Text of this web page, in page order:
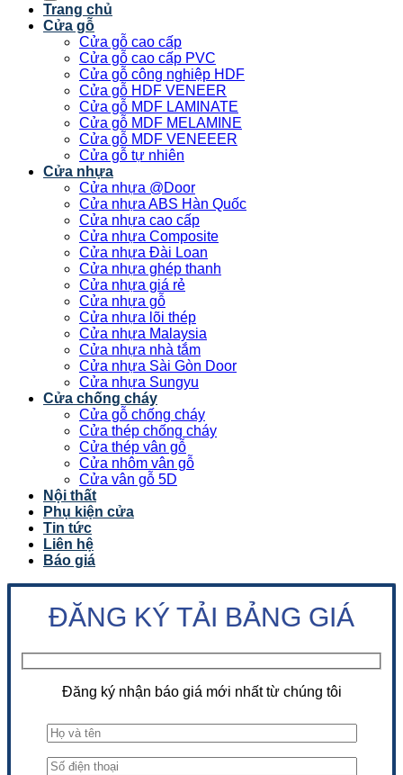
Trang chủ
Cửa gỗ
Cửa gỗ cao cấp
Cửa gỗ cao cấp PVC
Cửa gỗ công nghiệp HDF
Cửa gỗ HDF VENEER
Cửa gỗ MDF LAMINATE
Cửa gỗ MDF MELAMINE
Cửa gỗ MDF VENEEER
Cửa gỗ tự nhiên
Cửa nhựa
Cửa nhựa @Door
Cửa nhựa ABS Hàn Quốc
Cửa nhựa cao cấp
Cửa nhựa Composite
Cửa nhựa Đài Loan
Cửa nhựa ghép thanh
Cửa nhựa giá rẻ
Cửa nhựa gỗ
Cửa nhựa lõi thép
Cửa nhựa Malaysia
Cửa nhựa nhà tắm
Cửa nhựa Sài Gòn Door
Cửa nhựa Sungyu
Cửa chống cháy
Cửa gỗ chống cháy
Cửa thép chống cháy
Cửa thép vân gỗ
Cửa nhôm vân gỗ
Cửa vân gỗ 5D
Nội thất
Phụ kiện cửa
Tin tức
Liên hệ
Báo giá
ĐĂNG KÝ TẢI BẢNG GIÁ
Đăng ký nhận báo giá mới nhất từ chúng tôi